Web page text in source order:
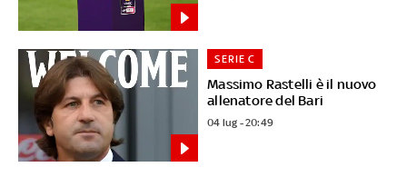
Massimo Rastelli è il nuovo
allenatore del Bari
SERIE C
04 lug - 20:49